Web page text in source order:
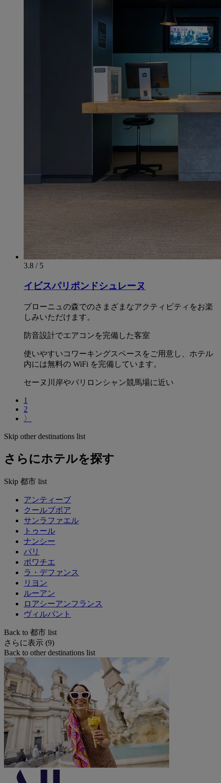
3.8 / 5
イビスパリポンドシュレーヌ
ブローニュの森でのさまざまなアクティビティをお楽
しみいただけます。
防音設計でエアコンを完備した客室
使いやすいコワーキングスペースをご用意し、ホテル
内には無料の WiFi を完備しています。
セーヌ川岸やパリロンシャン競馬場に近い
1
2
〉
Skip other destinations list
さらにホテルを探す
Skip 都市 list
アンティーブ
クールブボア
サンラファエル
トゥール
ナンシー
パリ
ポワチエ
ラ・デファンス
リヨン
ルーアン
ロアシーアンフランス
ヴィルパント
Back to 都市 list
さらに表示 (9)
Back to other destinations list